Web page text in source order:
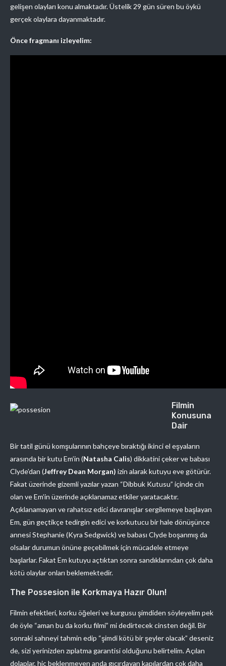
gelişen olayları konu almaktadır. Üstelik 29 gün süren bu öykü
gerçek olaylara dayanmaktadır.
Önce fragmanı izleyelim:
Filmin
Konusuna
Dair
Bir tatil günü komşularının bahçeye bıraktığı ikinci el eşyaların
arasında bir kutu Em’in (Natasha Calis) dikkatini çeker ve babası
Clyde’dan (Jeffrey Dean Morgan) izin alarak kutuyu eve götürür.
Fakat üzerinde gizemli yazılar yazan “Dibbuk Kutusu” içinde cin
olan ve Em’in üzerinde açıklanamaz etkiler yaratacaktır.
Açıklanamayan ve rahatsız edici davranışlar sergilemeye başlayan
Em, gün geçtikçe tedirgin edici ve korkutucu bir hale dönüşünce
annesi Stephanie (Kyra Sedgwick) ve babası Clyde boşanmış da
olsalar durumun önüne geçebilmek için mücadele etmeye
başlarlar. Fakat Em kutuyu açtıktan sonra sandıklarından çok daha
kötü olaylar onları beklemektedir.
The Possesion ile Korkmaya Hazır Olun!
Filmin efektleri, korku öğeleri ve kurgusu şimdiden söyleyelim pek
de öyle “aman bu da korku filmi” mi dedirtecek cinsten değil. Bir
sonraki sahneyi tahmin edip “şimdi kötü bir şeyler olacak” deseniz
de, sizi yerinizden zıplatma garantisi olduğunu belirtelim. Açılan
dolaplar, hiç beklenmeyen anda gıcırdayan kapılardan çok daha